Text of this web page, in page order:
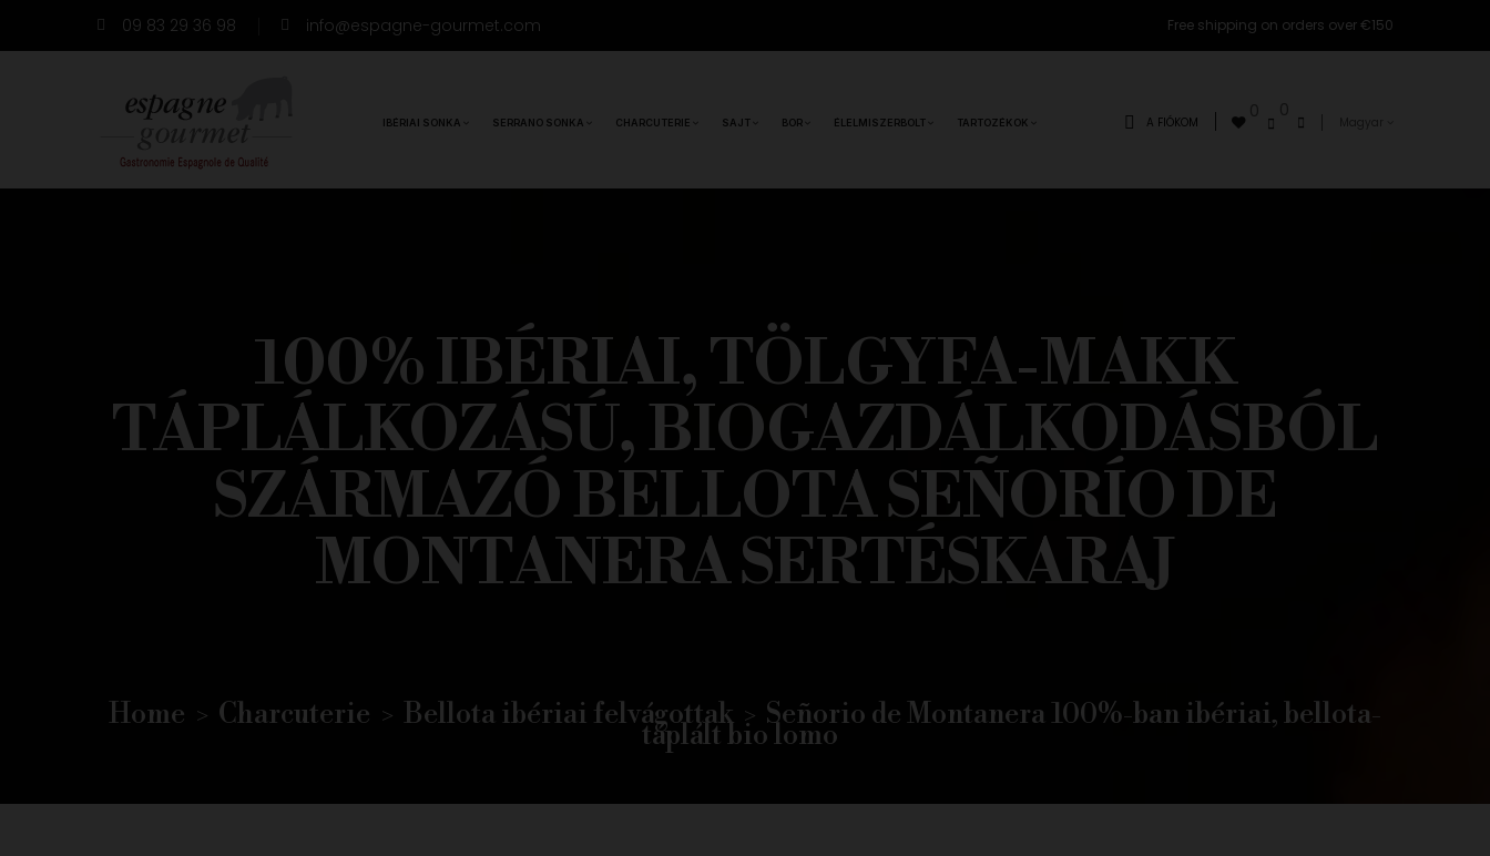
09 83 29 36 98 info@espagne-gourmet.com Free shipping on orders over €150
IBÉRIAI SONKA SERRANO SONKA CHARCUTERIE SAJT BOR ÉLELMISZERBOLT TARTOZÉKOK A FIÓKOM
100% IBÉRIAI, TÖLGYFA-MAKK
TÁPLÁLKOZÁSÚ, BIOGAZDÁLKODÁSBÓL
SZÁRMAZÓ BELLOTA SEÑORÍO DE
MONTANERA SERTÉSKARAJ
Home Charcuterie Bellota ibériai felvágottak Señorio de Montanera 100%-ban ibériai, bellota-
táplált bio lomo